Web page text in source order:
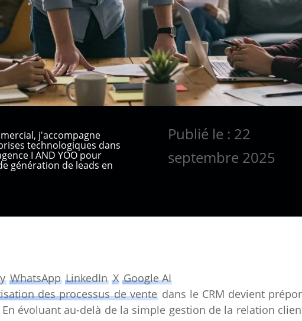
j'accompagne
technologiques dans
I AND YOO pour
génération de leads en
Publié le : 22
septembre 2025
WhatsApp LinkedIn X Google AI
des processus de vente dans le CRM devient
évoluant au-delà de la simple gestion de la relation